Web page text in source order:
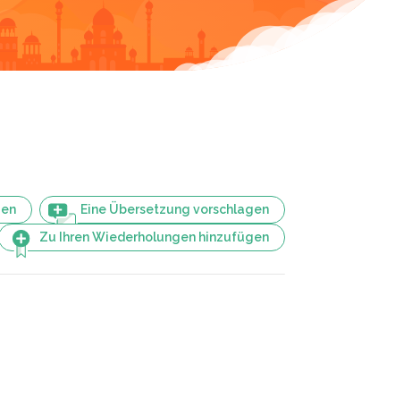
Eine Übersetzung vorschlagen
Zu Ihren Wiederholungen hinzufügen